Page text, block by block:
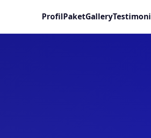
ProfilPaketGalleryTestimoni